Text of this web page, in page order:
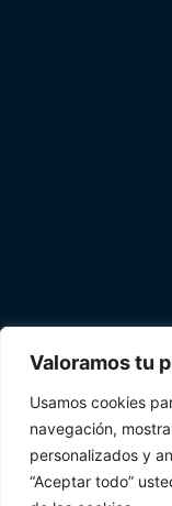
Valoramos tu
Usamos cookies
navegación,
personalizados y
“Aceptar todo”